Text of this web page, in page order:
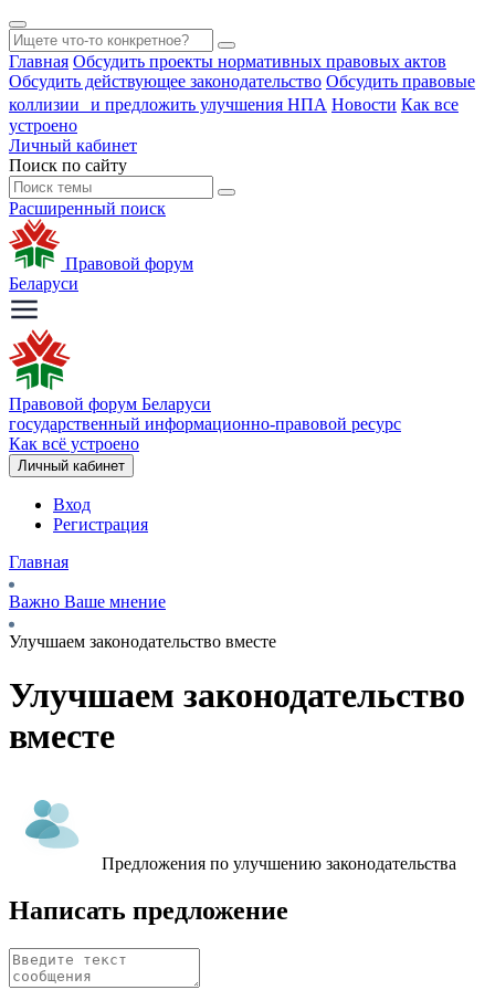
Главная Обсудить проекты нормативных правовых актов
Обсудить действующее законодательство Обсудить правовые
коллизии и предложить улучшения НПА Новости Как все
устроено
Личный кабинет
Поиск по сайту
Расширенный поиск
Правовой форум
Беларуси
Правовой форум Беларуси
государственный информационно-правовой ресурс
Как всё устроено
Личный кабинет
Вход
Регистрация
Главная
Важно Ваше мнение
Улучшаем законодательство вместе
Улучшаем законодательство
вместе
Предложения по улучшению законодательства
Написать предложение